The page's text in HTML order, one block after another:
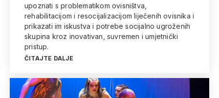
upoznati s problematikom ovisništva,
rehabilitacijom i resocijalizacijom liječenih ovisnika i
prikazati im iskustva i potrebe socijalno ugroženih
skupina kroz inovativan, suvremen i umjetnički
pristup.
ČITAJTE DALJE